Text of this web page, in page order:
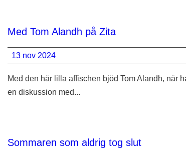
Med Tom Alandh på Zita
13 nov 2024
Med den här lilla affischen bjöd Tom Alandh, när
en diskussion med...
Sommaren som aldrig tog slut